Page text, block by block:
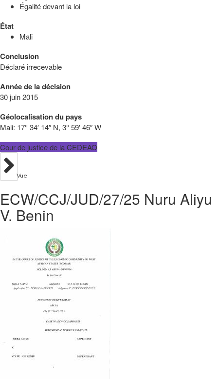
Égalité devant la loi
État
Mali
Conclusion
Déclaré irrecevable
Année de la décision
30 juin 2015
Géolocalisation du pays
Mali: 17° 34′ 14″ N, 3° 59′ 46″ W
Cour de justice de la CEDEAO
Vue
ECW/CCJ/JUD/27/25 Nuru Aliyu
V. Benin